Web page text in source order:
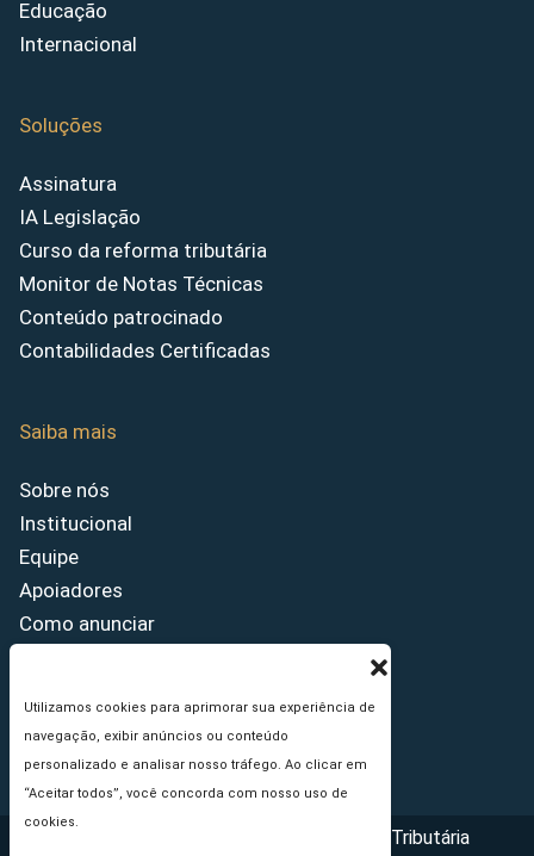
Utilizamos cookies para aprimorar sua experiência de
navegação, exibir anúncios ou conteúdo
personalizado e analisar nosso tráfego. Ao clicar em
“Aceitar todos”, você concorda com nosso uso de
cookies.
Educação
Internacional
Soluções
Assinatura
IA Legislação
Curso da reforma tributária
Monitor de Notas Técnicas
Conteúdo patrocinado
Contabilidades Certificadas
Saiba mais
Sobre nós
Institucional
Equipe
Apoiadores
Como anunciar
Princípios Editoriais
Copyright © 2026 - Portal da Reforma Tributária